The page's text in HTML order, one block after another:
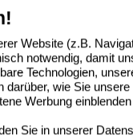
Website (z.B.
notwendig, damit
Technologien,
wie Sie
Werbung
Sie in unserer
UVP**
Unser
MHD: